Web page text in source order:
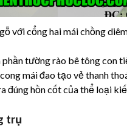
với cổng hai mái chồng
tường rào bê tông con
mái đao tạo vẻ thanh
đúng hồn cốt của thể loại
trụ